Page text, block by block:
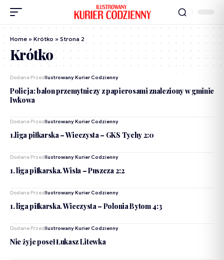
Home » Krótko » Strona 2
Krótko
Dodane PrzezIlustrowany Kurier Codzienny
Policja: balon przemytniczy z papierosami znaleziony w gminie
Iwkowa
Dodane PrzezIlustrowany Kurier Codzienny
1.liga piłkarska – Wieczysta – GKS Tychy 2:0
Dodane PrzezIlustrowany Kurier Codzienny
1. liga piłkarska. Wisła – Puszcza 2:2
Dodane PrzezIlustrowany Kurier Codzienny
1. liga piłkarska. Wieczysta – Polonia Bytom 4:3
Dodane PrzezIlustrowany Kurier Codzienny
Nie żyje poseł Łukasz Litewka